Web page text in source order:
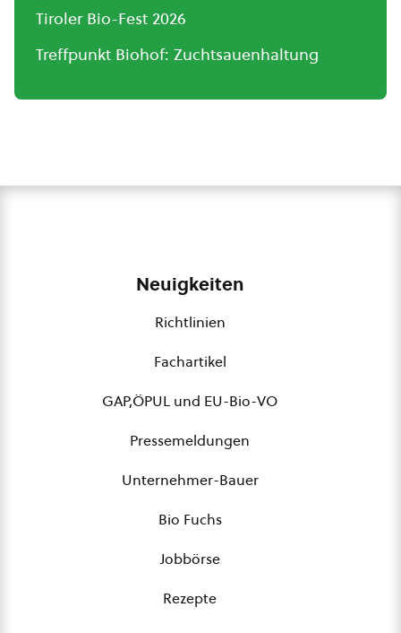
Tiroler Bio-Fest 2026
Treffpunkt Biohof: Zuchtsauenhaltung
Neuigkeiten
Richtlinien
Fachartikel
GAP,ÖPUL und EU-Bio-VO
Pressemeldungen
Unternehmer-Bauer
Bio Fuchs
Jobbörse
Rezepte